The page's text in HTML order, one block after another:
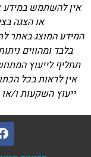
אין להשתמש
או הצגה
המידע המוצג באתר
בלבד ומהווים
תחליף לייעוץ
אין לראות בכל
ייעוץ השקעות ו/